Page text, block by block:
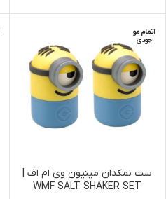
اتمام مو
جودی
ست نمکدان مینیون وی ام اف |
WMF SALT SHAKER SET